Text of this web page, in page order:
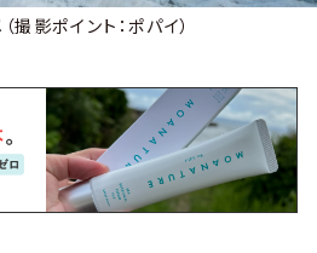
撮影ポイント：ポパイ）